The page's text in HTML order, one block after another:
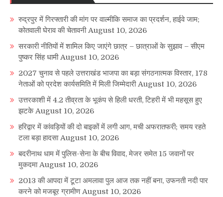
रुद्रपुर में गिरफ्तारी की मांग पर वाल्मीकि समाज का प्रदर्शन, हाईवे जाम;
कोतवाली घेराव की चेतावनी August 10, 2026
सरकारी नीतियों में शामिल किए जाएंगे छात्र – छात्राओं के सुझाव – सीएम
पुष्कर सिंह धामी August 10, 2026
2027 चुनाव से पहले उत्तराखंड भाजपा का बड़ा संगठनात्मक विस्तार, 178
नेताओं को प्रदेश कार्यसमिति में मिली जिम्मेदारी August 10, 2026
उत्तरकाशी में 4.2 तीव्रता के भूकंप से हिली धरती, टिहरी में भी महसूस हुए
झटके August 10, 2026
हरिद्वार में कांवड़ियों की दो बाइकों में लगी आग, मची अफरातफरी; समय रहते
टला बड़ा हादसा August 10, 2026
बदरीनाथ धाम में पुलिस-सेना के बीच विवाद, मेजर समेत 15 जवानों पर
मुकदमा August 10, 2026
2013 की आपदा में टूटा अमलावा पुल आज तक नहीं बना, उफनती नदी पार
करने को मजबूर ग्रामीण August 10, 2026